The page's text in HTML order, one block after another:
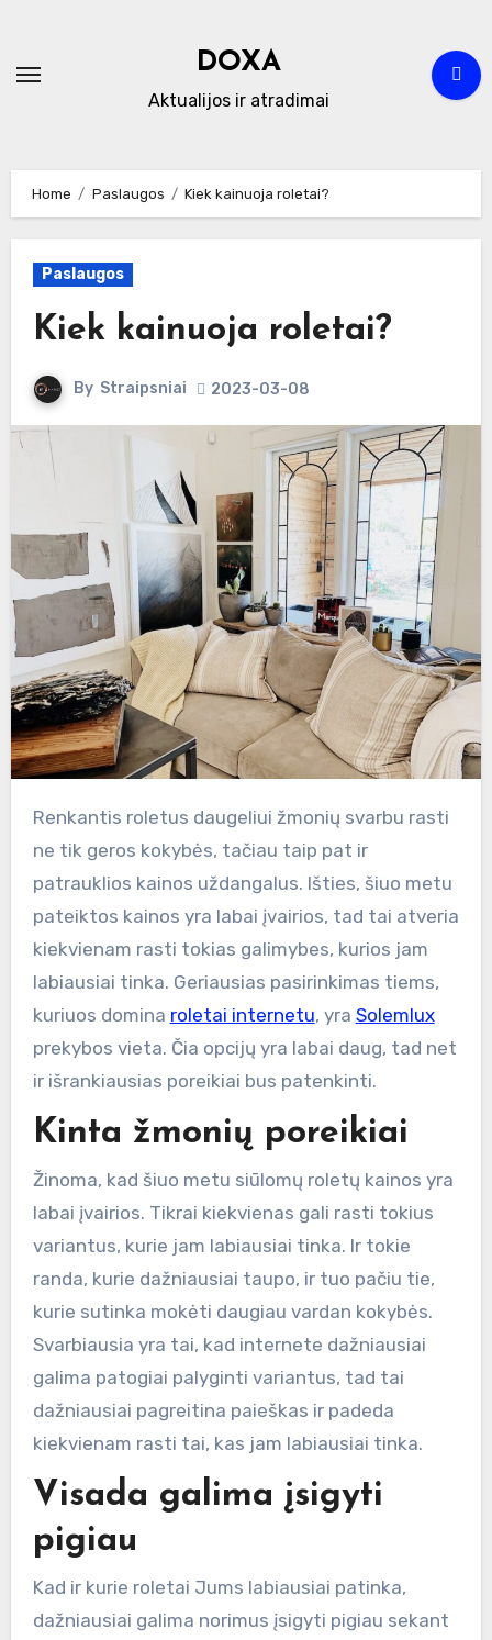
content
DOXA
Aktualijos ir atradimai
Home Paslaugos Kiek kainuoja roletai?
Paslaugos
Kiek kainuoja roletai?
By Straipsniai 2023-03-08
Renkantis roletus daugeliui žmonių svarbu rasti
ne tik geros kokybės, tačiau taip pat ir
patrauklios kainos uždangalus. Išties, šiuo metu
pateiktos kainos yra labai įvairios, tad tai atveria
kiekvienam rasti tokias galimybes, kurios jam
labiausiai tinka. Geriausias pasirinkimas tiems,
kuriuos domina roletai internetu, yra Solemlux
prekybos vieta. Čia opcijų yra labai daug, tad net
ir išrankiausias poreikiai bus patenkinti.
Kinta žmonių poreikiai
Žinoma, kad šiuo metu siūlomų roletų kainos yra
labai įvairios. Tikrai kiekvienas gali rasti tokius
variantus, kurie jam labiausiai tinka. Ir tokie
randa, kurie dažniausiai taupo, ir tuo pačiu tie,
kurie sutinka mokėti daugiau vardan kokybės.
Svarbiausia yra tai, kad internete dažniausiai
galima patogiai palyginti variantus, tad tai
dažniausiai pagreitina paieškas ir padeda
kiekvienam rasti tai, kas jam labiausiai tinka.
Visada galima įsigyti
pigiau
Kad ir kurie roletai Jums labiausiai patinka,
dažniausiai galima norimus įsigyti pigiau sekant